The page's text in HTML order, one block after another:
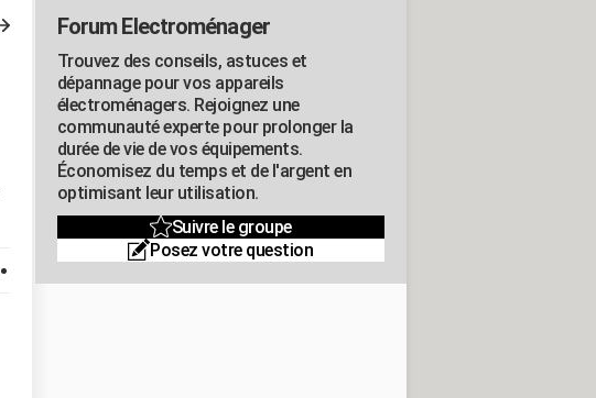
Forum Electroménager
Trouvez des conseils, astuces et
dépannage pour vos appareils
électroménagers. Rejoignez une
communauté experte pour prolonger la
durée de vie de vos équipements.
Économisez du temps et de l'argent en
optimisant leur utilisation.
Suivre le groupe
Posez votre question